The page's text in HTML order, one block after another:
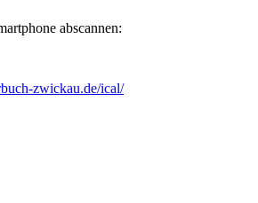
abscannen:
zwickau.de/ical/